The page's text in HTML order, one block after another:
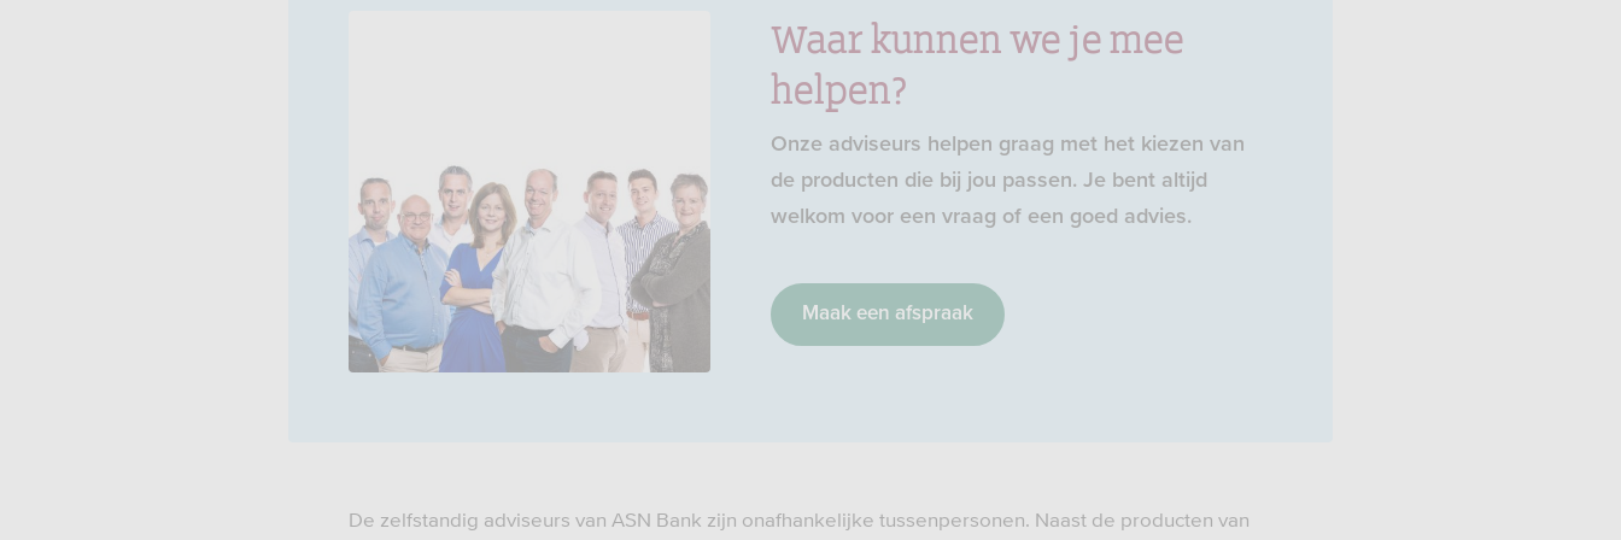
Waar kunnen we je mee
helpen?
Onze adviseurs helpen graag met het kiezen van
de producten die bij jou passen. Je bent altijd
welkom voor een vraag of een goed advies.
Maak een afspraak
De zelfstandig adviseurs van ASN Bank zijn onafhankelijke tussenpersonen. Naast de producten van